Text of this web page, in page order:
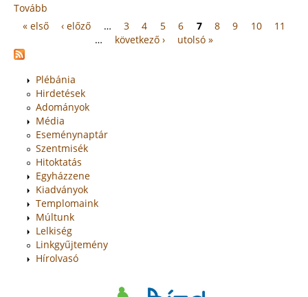
Tovább
Négy
Oldalak
« első ‹ előző … 3 4 5 6 7 8 9 10
11
…
következő › utolsó »
Plébánia
Hirdetések
Adományok
Média
Eseménynaptár
Szentmisék
Hitoktatás
Egyházzene
Kiadványok
Templomaink
Múltunk
Lelkiség
Linkgyűjtemény
Hírolvasó